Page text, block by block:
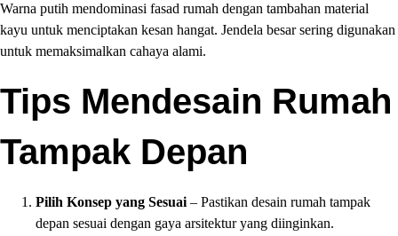
Warna putih mendominasi fasad rumah dengan tambahan material
kayu untuk menciptakan kesan hangat. Jendela besar sering digunakan
untuk memaksimalkan cahaya alami.
Tips Mendesain Rumah
Tampak Depan
Pilih Konsep yang Sesuai – Pastikan desain rumah tampak
depan sesuai dengan gaya arsitektur yang diinginkan.